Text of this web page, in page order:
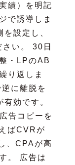
績）を明記
で誘導しま
設定し、
い。 30日
・LPのAB
り返しま
に離脱を
効です。
告コピーを
ばCVRが
、CPAが高
。 広告は